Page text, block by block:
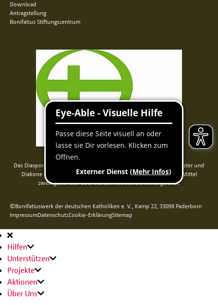
Download
Antragstellung
Bonifatius Stiftungszentrum
Das Diaspora-Kommissariat der deutschen Bischöfe unterstützt Priester und
Diakone in Nord-, Mittel- und Osteuropa. Seit 2014 werden die Mittel
zweckgebunden über das Bonifatiuswerk weitergeleitet.
©Bonifatiuswerk der deutschen Katholiken e. V., Kamp 22, 33098 Paderborn
ImpressumDatenschutzCookie-ErklärungSitemap
Hauptnavigation
Hilfen
Unterstützen
Projekte
Aktionen
Über Uns